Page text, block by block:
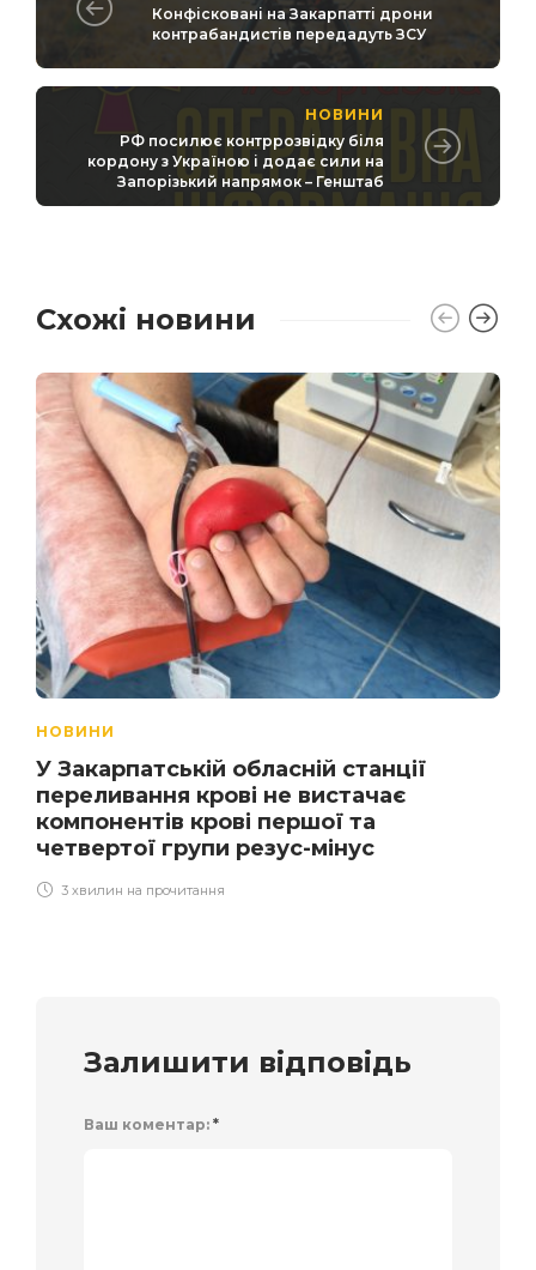
Конфісковані на Закарпатті дрони
контрабандистів передадуть ЗСУ
НОВИНИ
РФ посилює контррозвідку біля
кордону з Україною і додає сили на
Запорізький напрямок – Генштаб
Схожі новини
НОВИНИ
У Закарпатській обласній станції
переливання крові не вистачає
компонентів крові першої та
четвертої групи резус-мінус
3 хвилин на прочитання
Залишити відповідь
Ваш коментар: *